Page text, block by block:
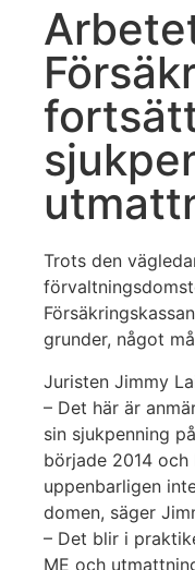
Trots den
grunder, något
Juristen Jimmy
– Det här är
sin sjukpenning
började 2014 och
uppenbarligen
domen, säger
– Det blir i
ME och